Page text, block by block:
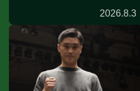
2026.8.3